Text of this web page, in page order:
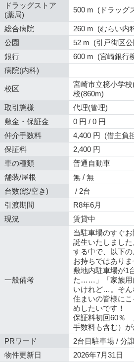
ドラッグストア
(薬局)
500 m (ドラッグ
総合病院
260 m (むらい内
公園
52 m (引戸街区公
銀行
600 m (宮崎銀行
病院(内科)
校区
宮崎市立檍小学
校(860m)
取引態様
代理(管理)
敷金・保証金
0 円 / 0 円
仲介手数料
4,400 円 (借主負
保証料
2,400 円
車の種類
普通自動車
舗装/屋根
無 / 無
台数(総/空き)
/ 2台
引渡期間
R8年6月
現況
賃貸中
一般備考
当駐車場のすぐ
誕生いたしまし
する中で、以下
お持ちではあり
敷地内駐車場が1
た……」「家族用
いけれど…。そん
住まいの皆様に
めしたいです！
保証料初回60％
手数料も含む）が
PRワード
2台目駐車場 / 分
物件更新日
2026年7月31日